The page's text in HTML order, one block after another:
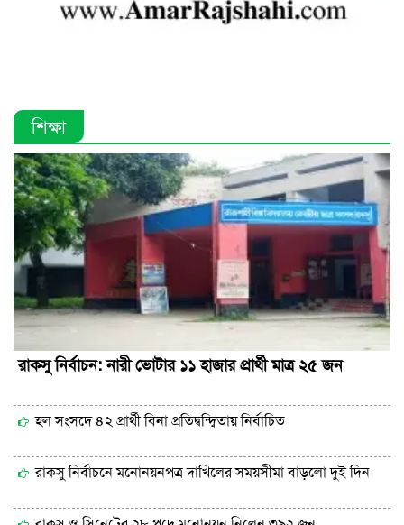
শিক্ষা
রাকসু নির্বাচন: নারী ভোটার ১১ হাজার প্রার্থী মাত্র ২৫ জন
হল সংসদে ৪২ প্রার্থী বিনা প্রতিদ্বন্দ্বিতায় নির্বাচিত
রাকসু নির্বাচনে মনোনয়নপত্র দাখিলের সময়সীমা বাড়লো দুই দিন